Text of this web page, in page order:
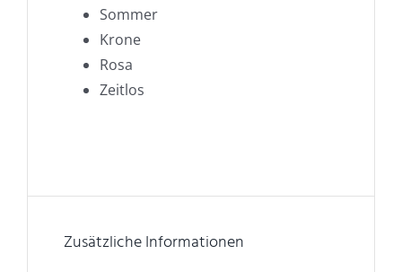
Sommer
Krone
Rosa
Zeitlos
Zusätzliche Informationen